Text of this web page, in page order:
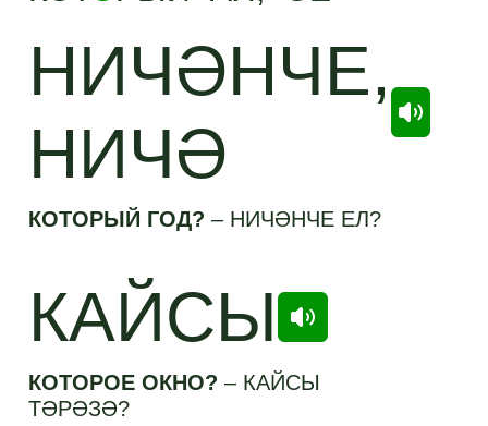
НИЧӘНЧЕ,
НИЧӘ
КОТОРЫЙ ГОД?– НИЧӘНЧЕ ЕЛ?
КАЙСЫ
КОТОРОЕ ОКНО?– КАЙСЫ
ТӘРӘЗӘ?